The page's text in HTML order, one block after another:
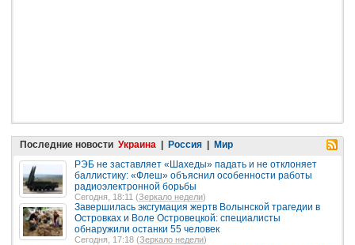
Последние новости Украина | Россия | Мир
РЭБ не заставляет «Шахеды» падать и не отклоняет
баллистику: «Флеш» объяснил особенности работы
радиоэлектронной борьбы
Сегодня, 18:11 (Зеркало недели)
Завершилась эксгумация жертв Волынской трагедии в
Островках и Воле Островецкой: специалисты
обнаружили останки 55 человек
Сегодня, 17:18 (Зеркало недели)